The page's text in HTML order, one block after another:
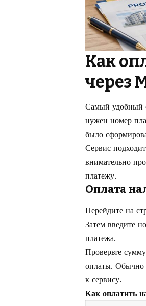
Как
через
Самый удобный
нужен номер
было
Сервис
внимательно
платежу.
Оплата
Перейдите на
Затем введите
платежа.
Проверьте
оплаты. Обычно
к сервису.
Как оплатить